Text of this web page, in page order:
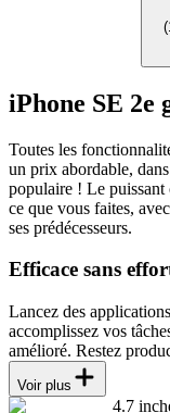
(
iPhone SE 2e
Toutes les
un prix abordable,
populaire ! Le
ce que vous faites,
ses prédécesseurs.
Efficace sans
Lancez des
accomplissez vos
amélioré. Restez
Voir plus
4.7